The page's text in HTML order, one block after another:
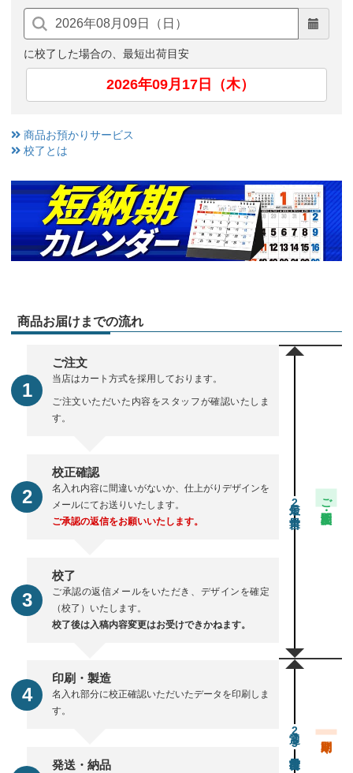
に校了した場合の、最短出荷目安
2026年09月17日（木）
商品お預かりサービス
校了とは
商品お届けまでの流れ
ご注文
当店はカート方式を採用しております。
ご注文いただいた内容をスタッフが確認いたしま
す。
校正確認
名入れ内容に間違いがないか、仕上がりデザインを
メールにてお送りいたします。
ご承認の返信をお願いいたします。
校了
ご承認の返信メールをいただき、デザインを確定
（校了）いたします。
校了後は入稿内容変更はお受けできかねます。
2 ご注文・校正期間
印刷・製造
名入れ部分に校正確認いただいたデータを印刷しま
す。
発送・納品
通常23営業日後出荷